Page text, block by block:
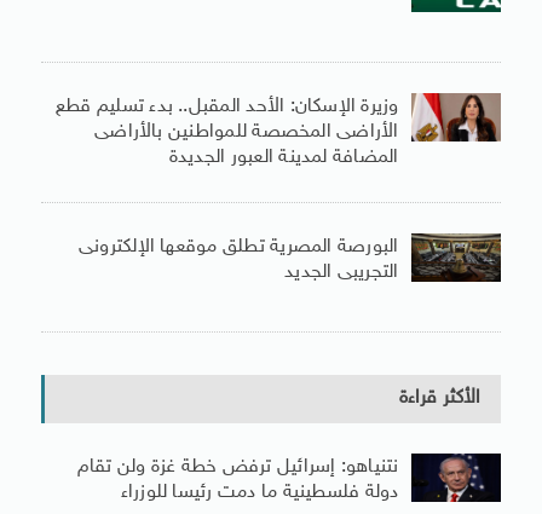
وزيرة الإسكان: الأحد المقبل.. بدء تسليم قطع
الأراضى المخصصة للمواطنين بالأراضى
المضافة لمدينة العبور الجديدة
البورصة المصرية تطلق موقعها الإلكترونى
التجريبى الجديد
الأكثر قراءة
نتنياهو: إسرائيل ترفض خطة غزة ولن تقام
دولة فلسطينية ما دمت رئيسا للوزراء